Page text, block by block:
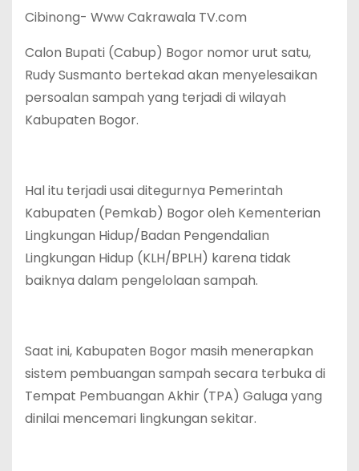
Cibinong- Www Cakrawala TV.com
Calon Bupati (Cabup) Bogor nomor urut satu,
Rudy Susmanto bertekad akan menyelesaikan
persoalan sampah yang terjadi di wilayah
Kabupaten Bogor.
Hal itu terjadi usai ditegurnya Pemerintah
Kabupaten (Pemkab) Bogor oleh Kementerian
Lingkungan Hidup/Badan Pengendalian
Lingkungan Hidup (KLH/BPLH) karena tidak
baiknya dalam pengelolaan sampah.
Saat ini, Kabupaten Bogor masih menerapkan
sistem pembuangan sampah secara terbuka di
Tempat Pembuangan Akhir (TPA) Galuga yang
dinilai mencemari lingkungan sekitar.